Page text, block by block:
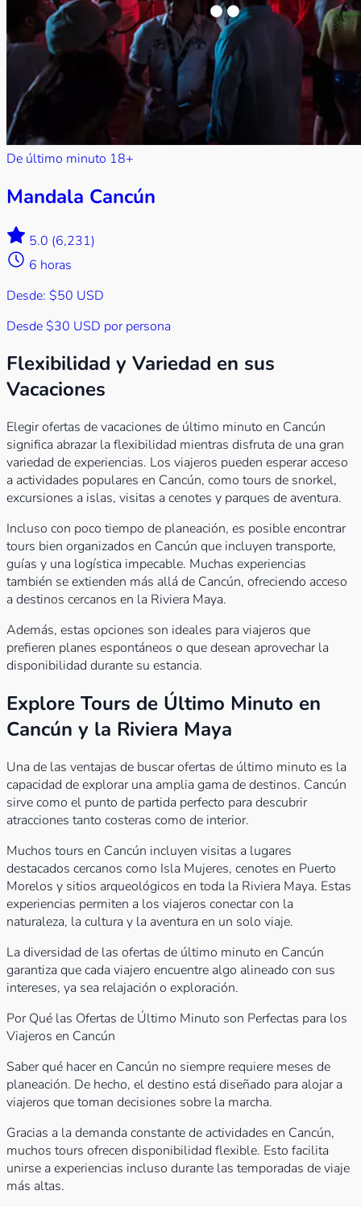
De último minuto 18+
Mandala Cancún
5.0 (6,231)
6 horas
Desde: $50 USD
Desde $30 USD por persona
Flexibilidad y Variedad en sus
Vacaciones
Elegir ofertas de vacaciones de último minuto en Cancún
significa abrazar la flexibilidad mientras disfruta de una gran
variedad de experiencias. Los viajeros pueden esperar acceso
a actividades populares en Cancún, como tours de snorkel,
excursiones a islas, visitas a cenotes y parques de aventura.
Incluso con poco tiempo de planeación, es posible encontrar
tours bien organizados en Cancún que incluyen transporte,
guías y una logística impecable. Muchas experiencias
también se extienden más allá de Cancún, ofreciendo acceso
a destinos cercanos en la Riviera Maya.
Además, estas opciones son ideales para viajeros que
prefieren planes espontáneos o que desean aprovechar la
disponibilidad durante su estancia.
Explore Tours de Último Minuto en
Cancún y la Riviera Maya
Una de las ventajas de buscar ofertas de último minuto es la
capacidad de explorar una amplia gama de destinos. Cancún
sirve como el punto de partida perfecto para descubrir
atracciones tanto costeras como de interior.
Muchos tours en Cancún incluyen visitas a lugares
destacados cercanos como Isla Mujeres, cenotes en Puerto
Morelos y sitios arqueológicos en toda la Riviera Maya. Estas
experiencias permiten a los viajeros conectar con la
naturaleza, la cultura y la aventura en un solo viaje.
La diversidad de las ofertas de último minuto en Cancún
garantiza que cada viajero encuentre algo alineado con sus
intereses, ya sea relajación o exploración.
Por Qué las Ofertas de Último Minuto son Perfectas para los
Viajeros en Cancún
Saber qué hacer en Cancún no siempre requiere meses de
planeación. De hecho, el destino está diseñado para alojar a
viajeros que toman decisiones sobre la marcha.
Gracias a la demanda constante de actividades en Cancún,
muchos tours ofrecen disponibilidad flexible. Esto facilita
unirse a experiencias incluso durante las temporadas de viaje
más altas.